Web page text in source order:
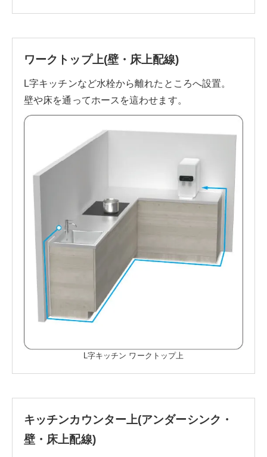
ワークトップ上(壁・床上配線)
L字キッチンなど水栓から離れたところへ設置。
壁や床を通ってホースを這わせます。
L字キッチン ワークトップ上
キッチンカウンター上(アンダーシンク・
壁・床上配線)